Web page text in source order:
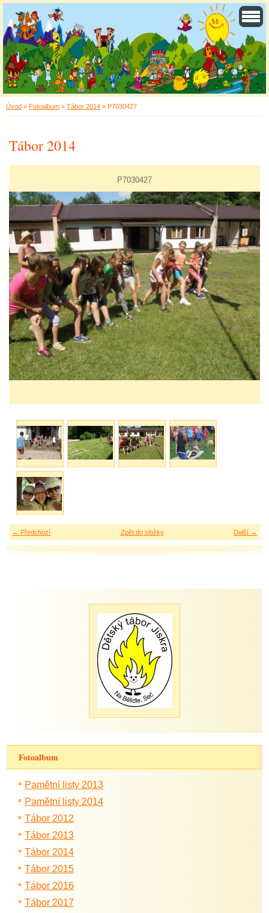
Úvod » Fotoalbum » Tábor 2014 » P7030427
Tábor 2014
P7030427
← Předchozí Další →
Zpět do složky
Fotoalbum
Pamětní listy 2013
Pamětní listy 2014
Tábor 2012
Tábor 2013
Tábor 2014
Tábor 2015
Tábor 2016
Tábor 2017